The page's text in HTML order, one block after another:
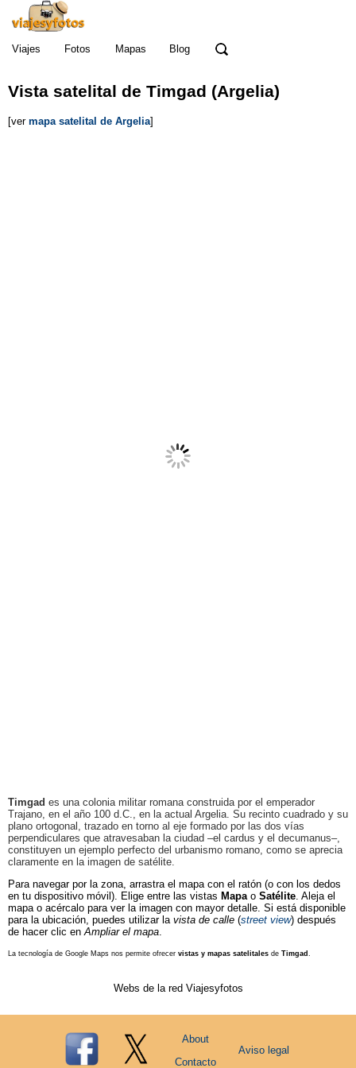
Viajes Fotos Mapas Blog
Vista satelital de Timgad (Argelia)
[ver mapa satelital de Argelia]
Timgad es una colonia militar romana construida por el emperador
Trajano, en el año 100 d.C., en la actual Argelia. Su recinto cuadrado y su
plano ortogonal, trazado en torno al eje formado por las dos vías
perpendiculares que atravesaban la ciudad –el cardus y el decumanus–,
constituyen un ejemplo perfecto del urbanismo romano, como se aprecia
claramente en la imagen de satélite.
Para navegar por la zona, arrastra el mapa con el ratón (o con los dedos
en tu dispositivo móvil). Elige entre las vistas Mapao Satélite. Aleja el
mapa o acércalo para ver la imagen con mayor detalle. Si está disponible
para la ubicación, puedes utilizar la vista de calle (street view) después
de hacer clic enAmpliar el mapa.
La tecnología de Google Maps nos permite ofrecer vistas y mapas satelitales de Timgad .
Webs de la red Viajesyfotos
About
Contacto
Aviso legal